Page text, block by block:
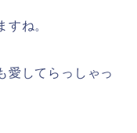
すね。
愛してらっしゃっ